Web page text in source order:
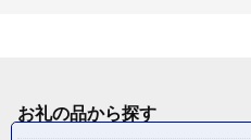
お礼の品から探す